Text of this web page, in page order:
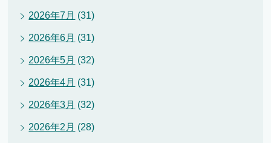
2026年7月 (31)
2026年6月 (31)
2026年5月 (32)
2026年4月 (31)
2026年3月 (32)
2026年2月 (28)